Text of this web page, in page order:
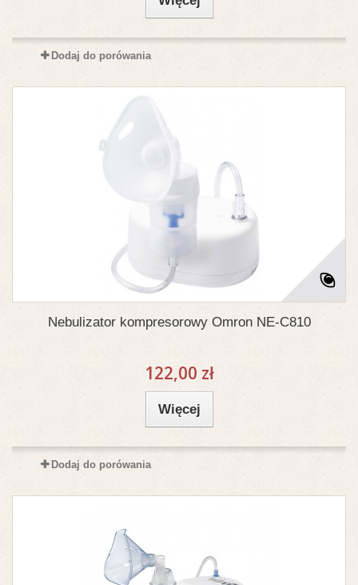
Dodaj do porówania
Nebulizator kompresorowy Omron NE-C810
122,00 zł
Więcej
Dodaj do porówania